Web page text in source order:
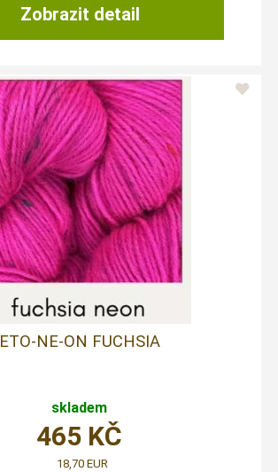
Zobrazit detail
ETO-NE-ON FUCHSIA
skladem
465 KČ
18,70 EUR